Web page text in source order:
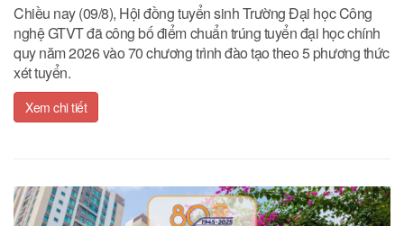
Chiều nay (09/8), Hội đồng tuyển sinh Trường Đại học Công
nghệ GTVT đã công bố điểm chuẩn trúng tuyển đại học chính
quy năm 2026 vào 70 chương trình đào tạo theo 5 phương thức
xét tuyển.
Xem chi tiết